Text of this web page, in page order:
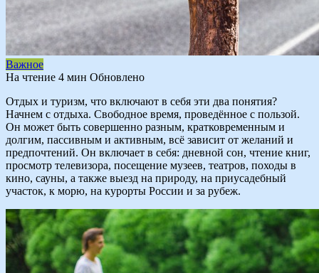
Важное
На чтение 4 мин Обновлено
Отдых и туризм, что включают в себя эти два понятия?
Начнем с отдыха. Свободное время, проведённое с пользой.
Он может быть совершенно разным, кратковременным и
долгим, пассивным и активным, всё зависит от желаний и
предпочтений. Он включает в себя: дневной сон, чтение книг,
просмотр телевизора, посещение музеев, театров, походы в
кино, сауны, а также выезд на природу, на приусадебный
участок, к морю, на курорты России и за рубеж.